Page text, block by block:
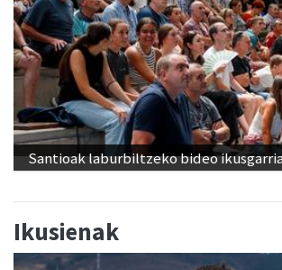
Santioak laburbiltzeko bideo
Ikusienak